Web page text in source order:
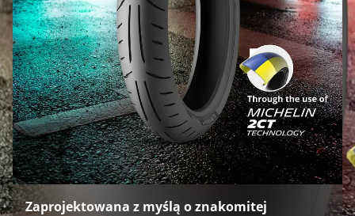
Zaprojektowana z myślą o znakomitej